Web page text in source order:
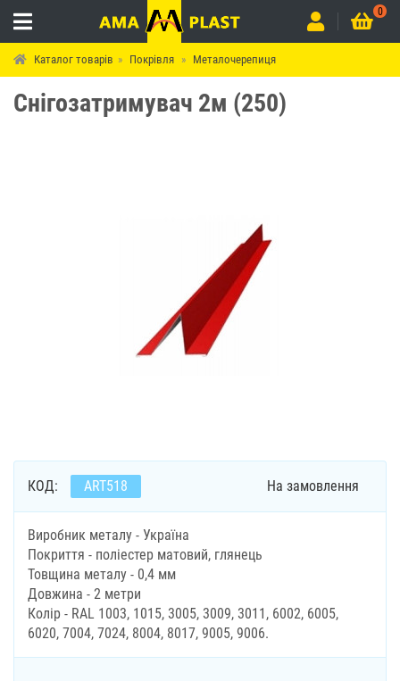
0
Каталог товарів Покрівля Металочерепиця
Снігозатримувач 2м (250)
КОД: ART518 На замовлення
Виробник металу - Україна
Покриття - поліестер матовий, глянець
Товщина металу - 0,4 мм
Довжина - 2 метри
Колір - RAL 1003, 1015, 3005, 3009, 3011, 6002, 6005,
6020, 7004, 7024, 8004, 8017, 9005, 9006.